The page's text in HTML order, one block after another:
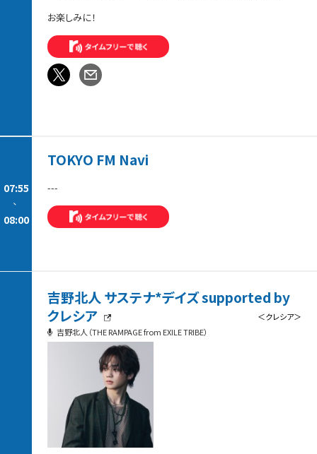
お楽しみに！
07:55
-
08:00
TOKYO FM Navi
---
吉野北人 サステナ*デイズ supported by
クレシア
＜クレシア＞
吉野北人（THE RAMPAGE from EXILE TRIBE）